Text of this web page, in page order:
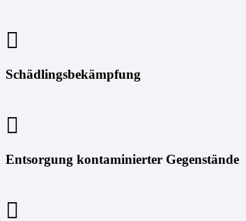
Schädlingsbekämpfung
Entsorgung kontaminierter Gegenstände